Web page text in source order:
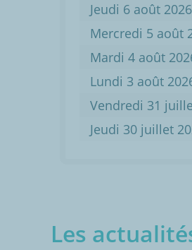
Jeudi 6 août 2026
Mercredi 5 août
Mardi 4 août
Lundi 3 août
Vendredi 31
Jeudi 30 juillet
Les